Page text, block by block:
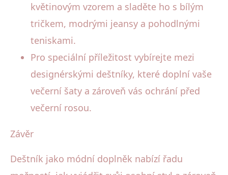
květinovým vzorem a sladěte ho s bílým
tričkem, modrými jeansy a pohodlnými
teniskami.
Pro speciální příležitost vybírejte mezi
designérskými deštníky, které doplní vaše
večerní šaty a zároveň vás ochrání před
večerní rosou.
Závěr
Deštník jako módní doplněk nabízí řadu